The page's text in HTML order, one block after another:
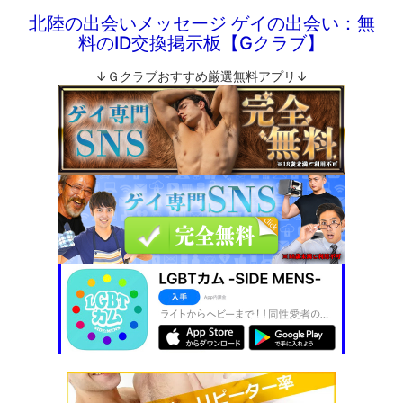
北陸の出会いメッセージ ゲイの出会い：無
料のID交換掲示板【Gクラブ】
↓Ｇクラブおすすめ厳選無料アプリ↓